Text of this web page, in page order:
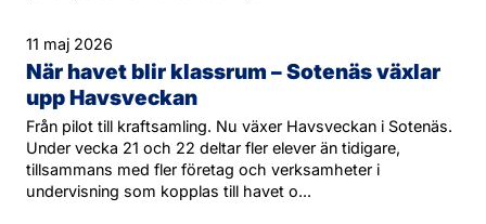
11 maj 2026
När havet blir klassrum – Sotenäs växlar
upp Havsveckan
Från pilot till kraftsamling. Nu växer Havsveckan i Sotenäs.
Under vecka 21 och 22 deltar fler elever än tidigare,
tillsammans med fler företag och verksamheter i
undervisning som kopplas till havet o...